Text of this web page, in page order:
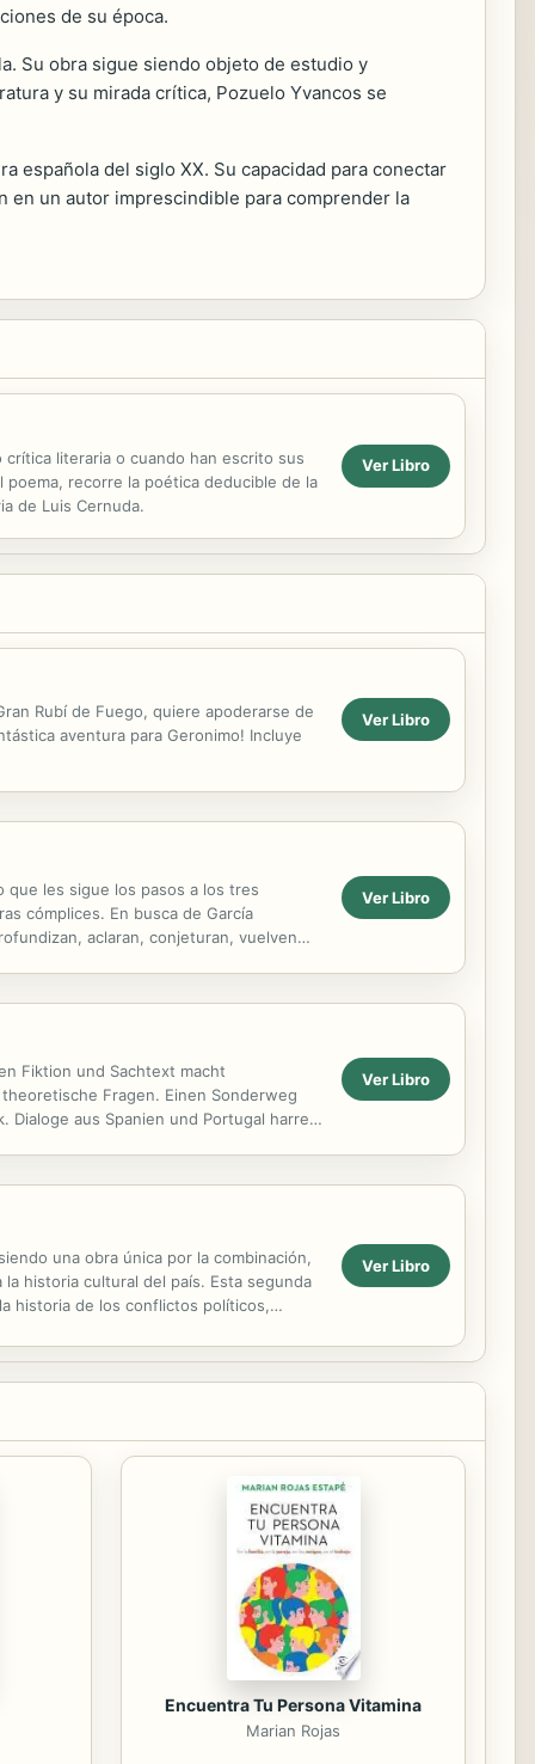
de su época.
Su obra sigue siendo objeto de estudio y
y su mirada crítica, Pozuelo Yvancos se
española del siglo XX. Su capacidad para conectar
en un autor imprescindible para comprender la
literaria o cuando han escrito sus
recorre la poética deducible de la
de Luis Cernuda.
Ver Libro
Rubí de Fuego, quiere apoderarse de
aventura para Geronimo! Incluye
Ver Libro
que les sigue los pasos a los tres
cómplices. En busca de García
aclaran, conjeturan, vuelven
Ver Libro
Fiktion und Sachtext macht
Fragen. Einen Sonderweg
aus Spanien und Portugal harren
Ver Libro
una obra única por la combinación,
historia cultural del país. Esta segunda
historia de los conflictos políticos,
Ver Libro
Encuentra Tu Persona Vitamina
Marian Rojas